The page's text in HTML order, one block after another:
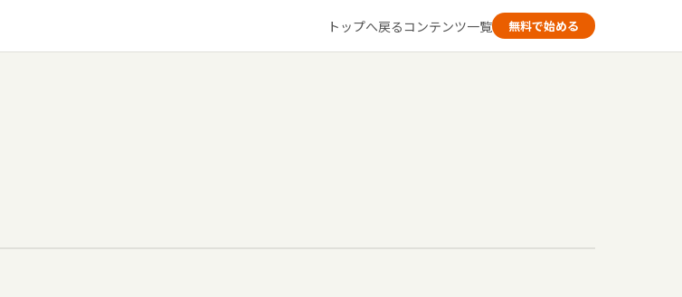
トップへ戻るコンテンツ一覧 無料で始める